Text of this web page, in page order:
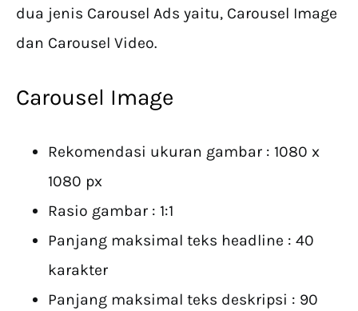
dua jenis Carousel Ads yaitu, Carousel Image
dan Carousel Video.
Carousel Image
Rekomendasi ukuran gambar : 1080 x
1080 px
Rasio gambar : 1:1
Panjang maksimal teks headline : 40
karakter
Panjang maksimal teks deskripsi : 90